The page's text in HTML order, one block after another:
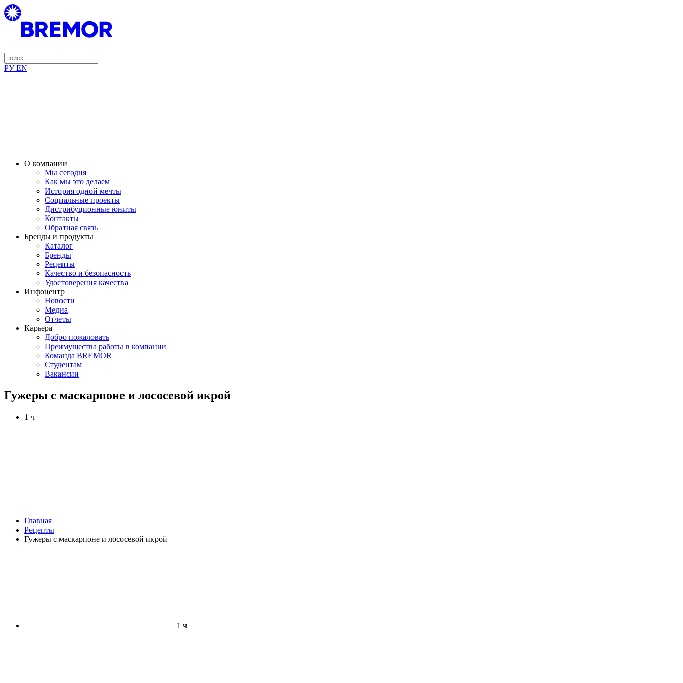
РУ EN
О компании
Мы сегодня
Как мы это делаем
История одной мечты
Социальные проекты
Дистрибуционные юниты
Контакты
Обратная связь
Бренды и продукты
Каталог
Бренды
Рецепты
Качество и безопасность
Удостоверения качества
Инфоцентр
Новости
Медиа
Отчеты
Карьера
Добро пожаловать
Преимущества работы в компании
Команда BREMOR
Студентам
Вакансии
Гужеры с маскарпоне и лососевой икрой
1 ч
Главная
Рецепты
Гужеры с маскарпоне и лососевой икрой
1 ч